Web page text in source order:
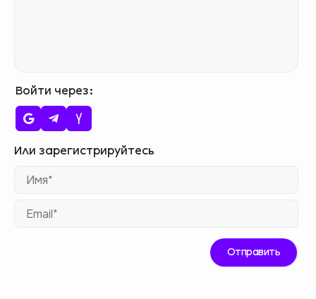
Войти через